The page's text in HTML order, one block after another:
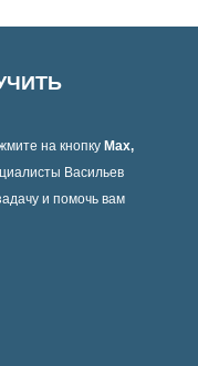
на кнопку Max,
Васильев
и помочь вам